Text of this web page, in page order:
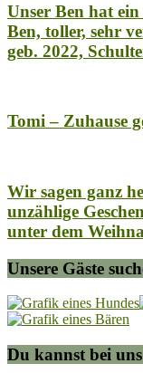
Unser Ben hat
Ben, toller, sehr
geb. 2022,
Tomi – Zuhause
Wir sagen ganz
unzählige
unter dem
Unsere Gäste
Du kannst bei